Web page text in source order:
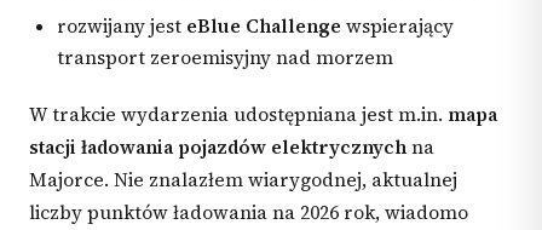
rozwijany jest eBlue Challenge wspierający
transport zeroemisyjny nad morzem
W trakcie wydarzenia udostępniana jest m.in. mapa
stacji ładowania pojazdów elektrycznychna
Majorce. Nie znalazłem wiarygodnej, aktualnej
liczby punktów ładowania na 2026 rok, wiadomo